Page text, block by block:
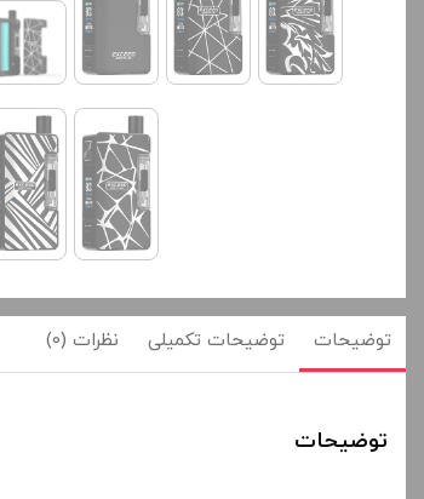
توضیحات توضیحات تکمیلی نظرات (0)
توضیحات